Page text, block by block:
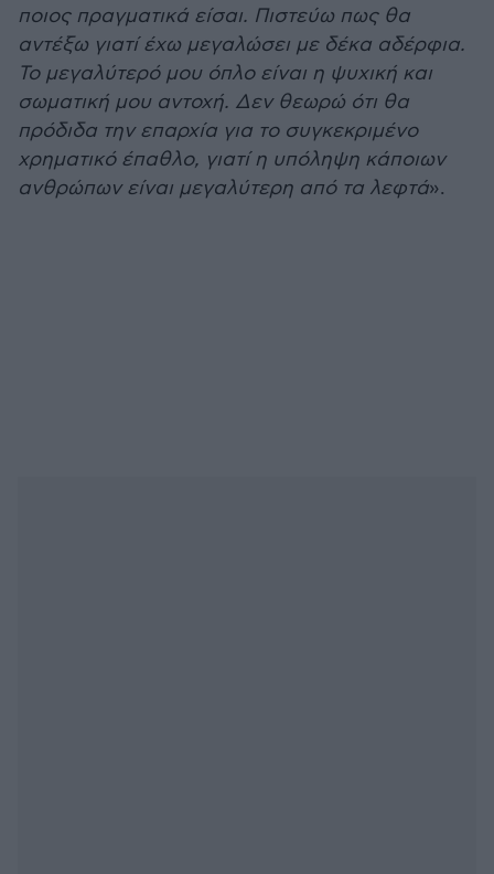
ποιος πραγματικά είσαι. Πιστεύω πως θα
αντέξω γιατί έχω μεγαλώσει με δέκα αδέρφια.
Το μεγαλύτερό μου όπλο είναι η ψυχική και
σωματική μου αντοχή. Δεν θεωρώ ότι θα
πρόδιδα την επαρχία για το συγκεκριμένο
χρηματικό έπαθλο, γιατί η υπόληψη κάποιων
ανθρώπων είναι μεγαλύτερη από τα λεφτά».